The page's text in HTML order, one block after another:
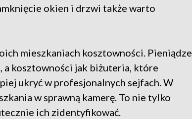
okien i drzwi także warto
mieszkaniach kosztowności. Pieniądze
a kosztowności jak biżuteria, które
ukryć w profesjonalnych sejfach. W
w sprawną kamerę. To nie tylko
ich zidentyfikować.